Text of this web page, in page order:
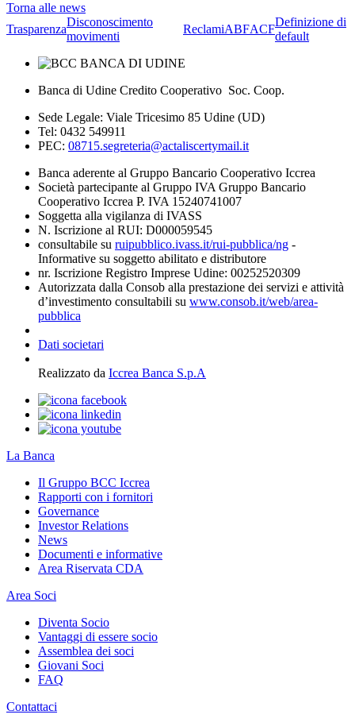
Torna alle news
Trasparenza
Disconoscimento
movimenti
ReclamiABFACF
Definizione di
default
Banca di Udine Credito Cooperativo Soc. Coop.
Sede Legale: Viale Tricesimo 85 Udine (UD)
Tel: 0432 549911
PEC: 08715.segreteria@actaliscertymail.it
Banca aderente al Gruppo Bancario Cooperativo Iccrea
Società partecipante al Gruppo IVA Gruppo Bancario
Cooperativo Iccrea P. IVA 15240741007
Soggetta alla vigilanza di IVASS
N. Iscrizione al RUI: D000059545
consultabile su ruipubblico.ivass.it/rui-pubblica/ng -
Informative su soggetto abilitato e distributore
nr. Iscrizione Registro Imprese Udine: 00252520309
Autorizzata dalla Consob alla prestazione dei servizi e attività
d’investimento consultabili su www.consob.it/web/area-
pubblica
Dati societari
Realizzato da Iccrea Banca S.p.A
La Banca
Il Gruppo BCC Iccrea
Rapporti con i fornitori
Governance
Investor Relations
News
Documenti e informative
Area Riservata CDA
Area Soci
Diventa Socio
Vantaggi di essere socio
Assemblea dei soci
Giovani Soci
FAQ
Contattaci